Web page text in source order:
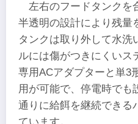
左右のフードタンクを
半透明の設計により残量
タンクは取り外して水洗
ルには傷がつきにくいス
専用ACアダプターと単3
用が可能で、停電時でも
通りに給餌を継続できる